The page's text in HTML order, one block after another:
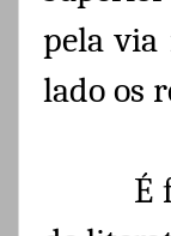
pela via
lado os
É